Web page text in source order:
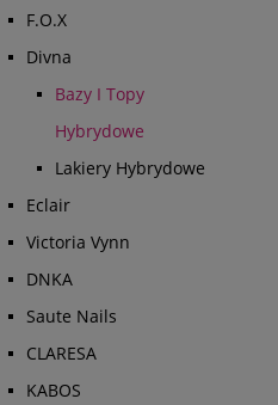
F.O.X
Divna
Bazy I Topy
Hybrydowe
Lakiery Hybrydowe
Eclair
Victoria Vynn
DNKA
Saute Nails
CLARESA
KABOS